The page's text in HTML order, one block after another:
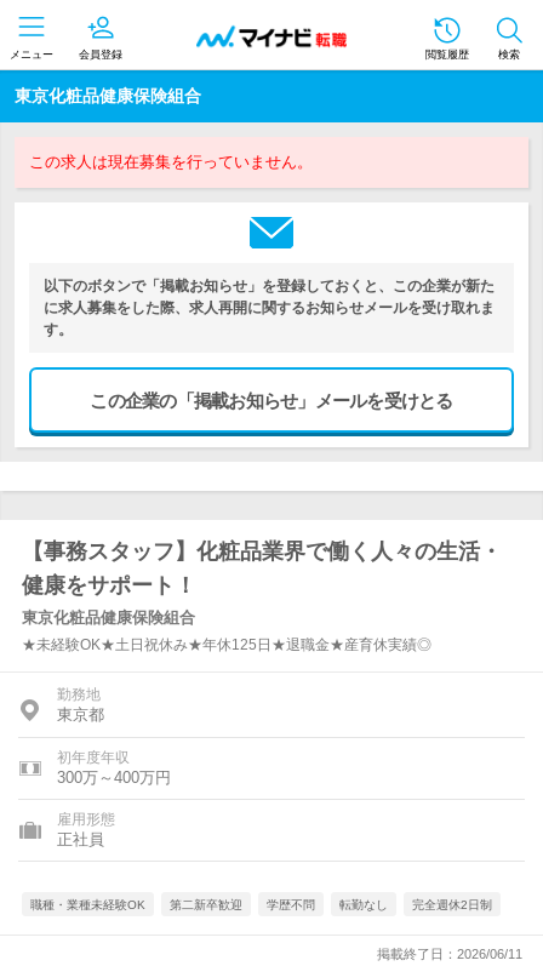
メニュー 会員登録 閲覧履歴 検索
東京化粧品健康保険組合
この求人は現在募集を行っていません。
以下のボタンで「掲載お知らせ」を登録しておくと、この企業が新た
に求人募集をした際、求人再開に関するお知らせメールを受け取れま
す。
この企業の「掲載お知らせ」メールを受けとる
【事務スタッフ】化粧品業界で働く人々の生活・
健康をサポート！
東京化粧品健康保険組合
★未経験OK★土日祝休み★年休125日★退職金★産育休実績◎
勤務地
東京都
初年度年収
300万～400万円
雇用形態
正社員
職種・業種未経験OK 第二新卒歓迎 学歴不問 転勤なし 完全週休2日制
掲載終了日：2026/06/11